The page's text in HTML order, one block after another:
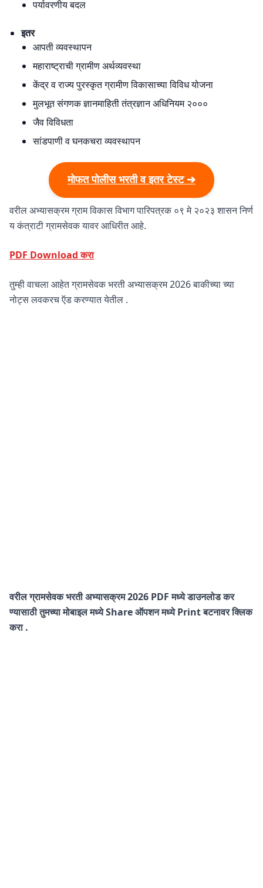
पर्यावरणीय बदल
इतर
आपती व्यवस्थापन
महाराष्ट्राची ग्रामीण अर्थव्यवस्था
केंद्र व राज्य पुरस्कृत ग्रामीण विकासाच्या विविध योजना
मुलभूत संगणक ज्ञानमाहिती तंत्रज्ञान अधिनियम २०००
जैव विविधता
सांडपाणी व घनकचरा व्यवस्थापन
मोफत पोलीस भरती व इतर टेस्ट ➔
वरील अभ्यासक्रम ग्राम विकास विभाग पारिपत्रक ०९ मे २०२३ शासन निर्ण
य कंत्राटी ग्रामसेवक यावर आधिरीत आहे.
PDF Download करा
तुम्ही वाचला आहेत ग्रामसेवक भरती अभ्यासक्रम 2026 बाकीच्या च्या
नोट्स लवकरच ऍड करण्यात येतील .
वरील ग्रामसेवक भरती अभ्यासक्रम 2026 PDF मध्ये डाउनलोड कर
ण्यासाठी तुमच्या मोबाइल मध्ये Share ऑपशन मध्ये Print बटनावर क्लिक
करा .